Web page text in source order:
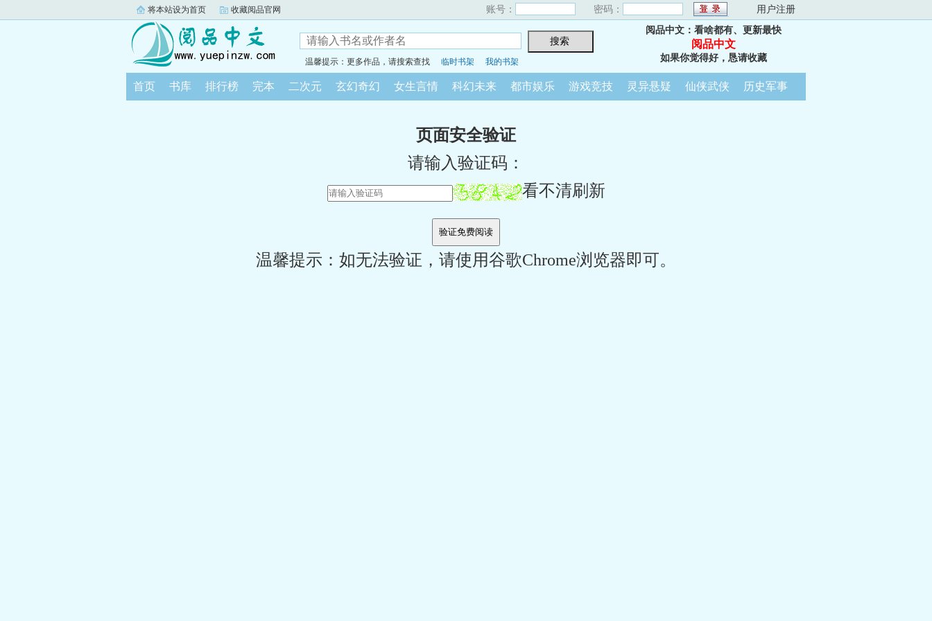
将本站设为首页 收藏阅品官网 账号： 密码： 用户注册
温馨提示：更多作品，请搜索查找 临时书架 我的书架
阅品中文：看啥都有、更新最快
阅品中文
如果你觉得好，恳请收藏
首页 书库 排行榜 完本 二次元 玄幻奇幻 女生言情 科幻未来 都市娱乐 游戏竞技 灵异悬疑 仙侠武侠 历史军事
页面安全验证
请输入验证码：
看不清刷新
温馨提示：如无法验证，请使用谷歌Chrome浏览器即可。